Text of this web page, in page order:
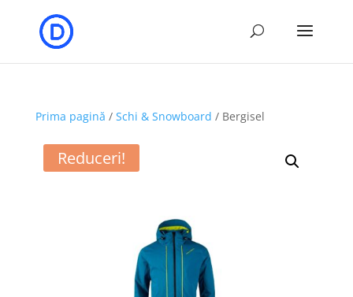
Prima pagină / Schi & Snowboard / Bergisel
Reduceri!